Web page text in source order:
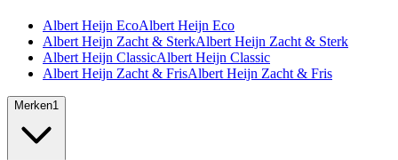
Albert Heijn EcoAlbert Heijn Eco
Albert Heijn Zacht & SterkAlbert Heijn Zacht & Sterk
Albert Heijn ClassicAlbert Heijn Classic
Albert Heijn Zacht & FrisAlbert Heijn Zacht & Fris
Merken1